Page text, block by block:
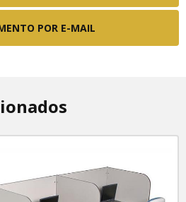
FK.TIME.PR
- Cod.: CF100
POR E-MAIL